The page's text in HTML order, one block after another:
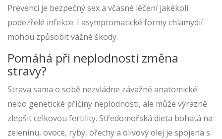
Prevencí je bezpečný sex a včasné léčení jakékoli
podezřelé infekce. I asymptomatické formy chlamydií
mohou způsobit vážné škody.
Pomáhá při neplodnosti změna
stravy?
Strava sama o sobě nezvládne závažné anatomické
nebo genetické příčiny neplodnosti, ale může výrazně
zlepšit celkovou fertility. Středomořská dieta bohatá na
zeleninu, ovoce, ryby, ořechy a olivový olej je spojena s